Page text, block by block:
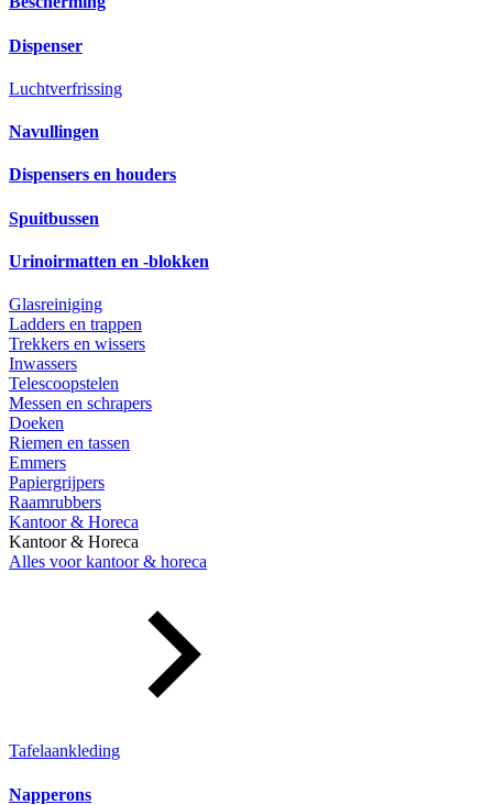
Dispenser
Luchtverfrissing
Navullingen
Dispensers en houders
Spuitbussen
Urinoirmatten en -blokken
Glasreiniging
Ladders en trappen
Trekkers en wissers
Inwassers
Telescoopstelen
Messen en schrapers
Doeken
Riemen en tassen
Emmers
Papiergrijpers
Raamrubbers
Kantoor & Horeca
Kantoor & Horeca
Alles voor kantoor & horeca
Tafelaankleding
Napperons